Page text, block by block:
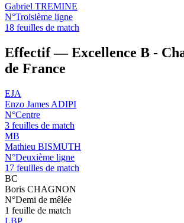
Gabriel TREMINE
N°Troisième ligne
18 feuilles de match
Effectif — Excellence B -
de France
EJA
Enzo James ADIPI
N°Centre
3 feuilles de match
MB
Mathieu BISMUTH
N°Deuxième ligne
17 feuilles de match
BC
Boris CHAGNON
N°Demi de mêlée
1 feuille de match
LBP